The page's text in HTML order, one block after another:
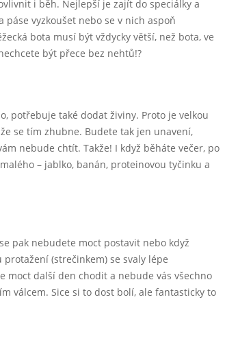
i běh. Nejlepší je zajít do speciálky a
vyzkoušet nebo se v nich aspoň
bota musí být vždycky větší, než bota, ve
být přece bez nehtů!?
potřebuje také dodat živiny. Proto je velkou
se tím zhubne. Budete tak jen unavení,
nebude chtít. Takže! I když běháte večer, po
– jablko, banán, proteinovou tyčinku a
pak nebudete moct postavit nebo když
(strečinkem) se svaly lépe
moct další den chodit a nebude vás všechno
válcem. Sice si to dost bolí, ale fantasticky to